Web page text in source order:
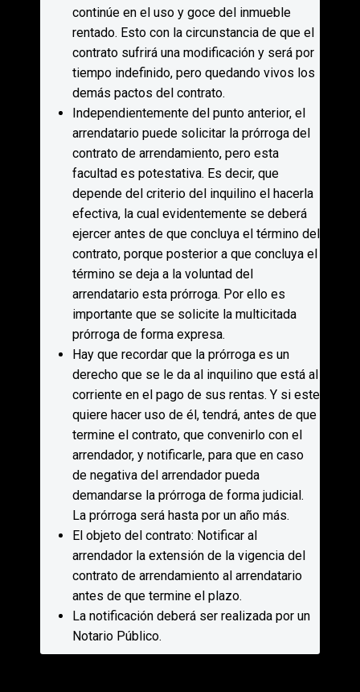
continúe en el uso y goce del inmueble
rentado. Esto con la circunstancia de que el
contrato sufrirá una modificación y será por
tiempo indefinido, pero quedando vivos los
demás pactos del contrato.
Independientemente del punto anterior, el
arrendatario puede solicitar la prórroga del
contrato de arrendamiento, pero esta
facultad es potestativa. Es decir, que
depende del criterio del inquilino el hacerla
efectiva, la cual evidentemente se deberá
ejercer antes de que concluya el término del
contrato, porque posterior a que concluya el
término se deja a la voluntad del
arrendatario esta prórroga. Por ello es
importante que se solicite la multicitada
prórroga de forma expresa.
Hay que recordar que la prórroga es un
derecho que se le da al inquilino que está al
corriente en el pago de sus rentas. Y si este
quiere hacer uso de él, tendrá, antes de que
termine el contrato, que convenirlo con el
arrendador, y notificarle, para que en caso
de negativa del arrendador pueda
demandarse la prórroga de forma judicial.
La prórroga será hasta por un año más.
El objeto del contrato: Notificar al
arrendador la extensión de la vigencia del
contrato de arrendamiento al arrendatario
antes de que termine el plazo.
La notificación deberá ser realizada por un
Notario Público.